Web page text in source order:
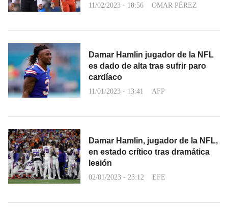
11/02/2023 - 18:56 OMAR PÉREZ
Damar Hamlin jugador de la NFL
es dado de alta tras sufrir paro
cardíaco
11/01/2023 - 13:41 AFP
Damar Hamlin, jugador de la NFL,
en estado crítico tras dramática
lesión
02/01/2023 - 23:12 EFE